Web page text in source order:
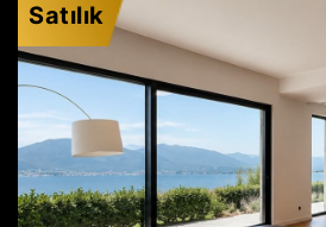
Satılık